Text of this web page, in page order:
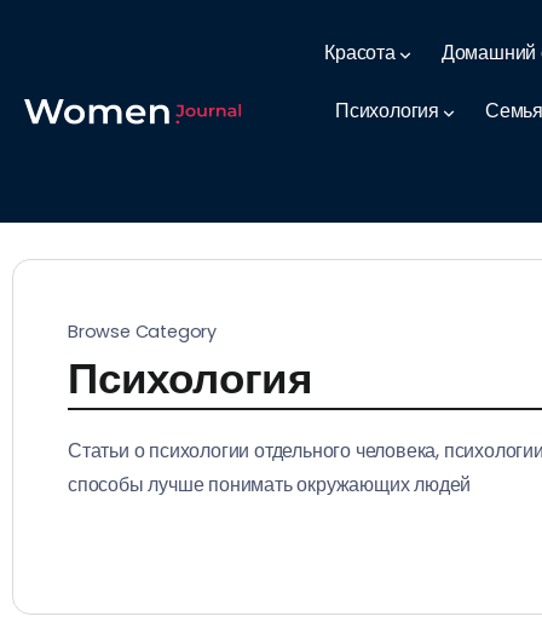
Красота Домашний
Психология
Browse Category
Психология
Статьи о психологии отдельного человека,
способы лучше понимать окружающих людей